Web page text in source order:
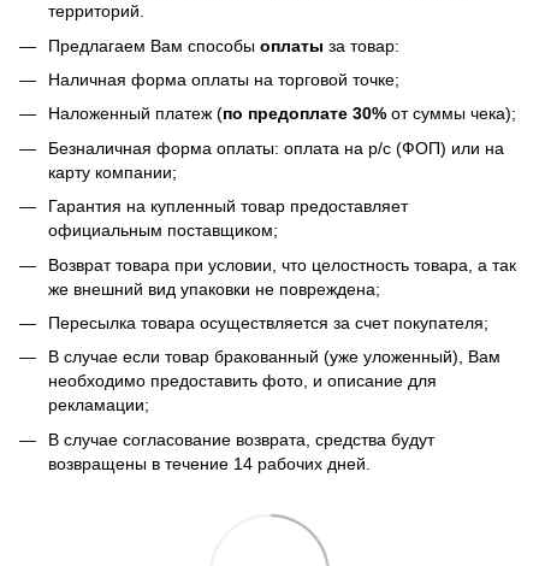
территорий.
Предлагаем Вам способы оплаты за товар:
Наличная форма оплаты на торговой точке;
Наложенный платеж (по предоплате 30% от суммы чека);
Безналичная форма оплаты: оплата на р/с (ФОП) или на
карту компании;
Гарантия на купленный товар предоставляет
официальным поставщиком;
Возврат товара при условии, что целостность товара, а так
же внешний вид упаковки не повреждена;
Пересылка товара осуществляется за счет покупателя;
В случае если товар бракованный (уже уложенный), Вам
необходимо предоставить фото, и описание для
рекламации;
В случае согласование возврата, средства будут
возвращены в течение 14 рабочих дней.